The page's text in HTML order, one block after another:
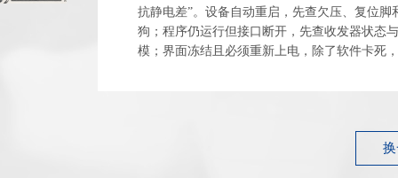
抗静电差”。设备自动重启，先查欠压、复位脚
狗；程序仍运行但接口断开，先查收发器状态
模；界面冻结且必须重新上电，除了软件卡死